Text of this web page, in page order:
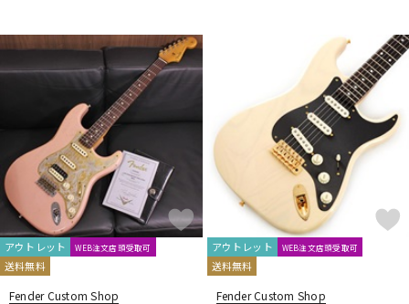
アウトレット WEB注文店頭受取可
送料無料
Fender Custom Shop
アウトレット WEB注文店頭受取可
送料無料
Fender Custom Shop